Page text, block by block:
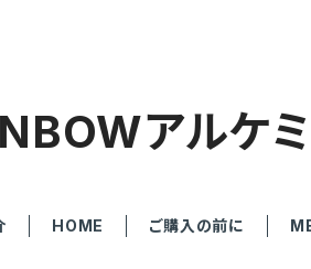
アルケ
HOME ご購入の前に